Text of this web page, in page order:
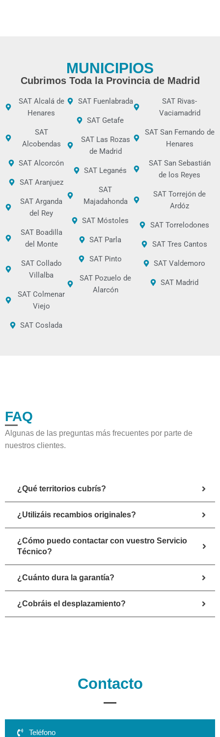
MUNICIPIOS
Cubrimos Toda la Provincia de Madrid
SAT Alcalá de
Henares
SAT
Alcobendas
SAT Alcorcón
SAT Aranjuez
SAT Arganda
del Rey
SAT Boadilla
del Monte
SAT Collado
Villalba
SAT Colmenar
Viejo
SAT Coslada
SAT Fuenlabrada
SAT Getafe
SAT Las Rozas
de Madrid
SAT Leganés
SAT
Majadahonda
SAT Móstoles
SAT Parla
SAT Pinto
SAT Pozuelo de
Alarcón
SAT Rivas-
Vaciamadrid
SAT San Fernando de
Henares
SAT San Sebastián
de los Reyes
SAT Torrejón de
Ardóz
SAT Torrelodones
SAT Tres Cantos
SAT Valdemoro
SAT Madrid
FAQ
Algunas de las preguntas más frecuentes por parte de
nuestros clientes.
¿Qué territorios cubrís?
¿Utilizáis recambios originales?
¿Cómo puedo contactar con vuestro Servicio
Técnico?
¿Cuánto dura la garantía?
¿Cobráis el desplazamiento?
Contacto
Teléfono